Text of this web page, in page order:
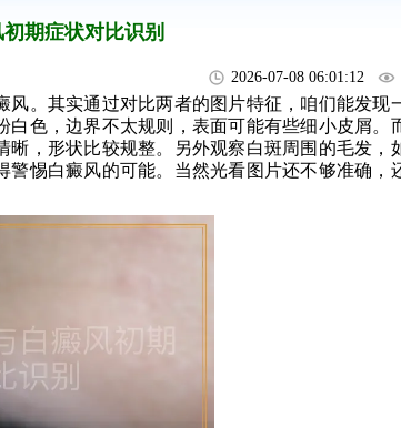
期症状对比识别
2026-07-08 06:01:12
。其实通过对比两者的图片特征，咱们能发现
色，边界不太规则，表面可能有些细小皮屑。
，形状比较规整。另外观察白斑周围的毛发，
惕白癜风的可能。当然光看图片还不够准确，